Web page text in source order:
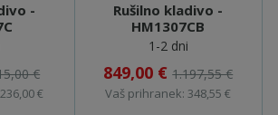
-
€
€
Rušilno kladivo -
HM1307CB
1-2 dni
849,00 €1.197,55 €
Vaš prihranek: 348,55 €